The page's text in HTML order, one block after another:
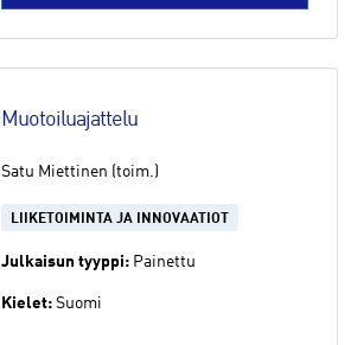
Muotoiluajattelu
Satu Miettinen (toim.)
LIIKETOIMINTA JA INNOVAATIOT
Julkaisun tyyppi: Painettu
Kielet: Suomi